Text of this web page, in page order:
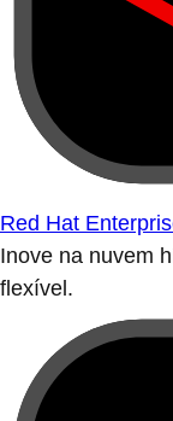
Red Hat
Inove na nuvem
flexível.